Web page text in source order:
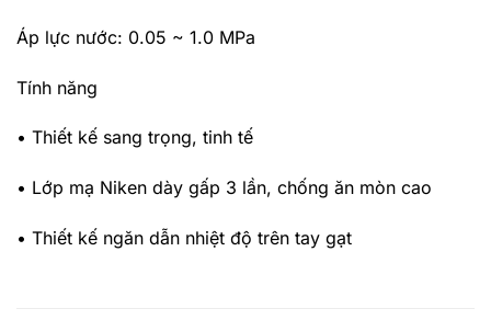
Áp lực nước: 0.05 ~ 1.0 MPa
Tính năng
• Thiết kế sang trọng, tinh tế
• Lớp mạ Niken dày gấp 3 lần, chống ăn mòn cao
• Thiết kế ngăn dẫn nhiệt độ trên tay gạt